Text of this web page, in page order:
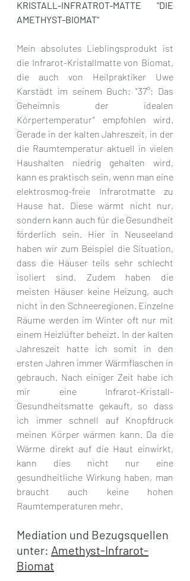
KRISTALL-INFRATROT-MATTE "DIE
AMETHYST-BIOMAT"
Mein absolutes Lieblingsprodukt ist
die Infrarot-Kristallmatte von Biomat,
die auch von Heilpraktiker Uwe
Karstädt im seinem Buch: "37°: Das
Geheimnis der idealen
Körpertemperatur" empfohlen wird.
Gerade in der kalten Jahreszeit, in der
die Raumtemperatur aktuell in vielen
Haushalten niedrig gehalten wird,
kann es praktisch sein, wenn man eine
elektrosmog-freie Infrarotmatte zu
Hause hat. Diese wärmt nicht nur,
sondern kann auch für die Gesundheit
förderlich sein. Hier in Neuseeland
haben wir zum Beispiel die Situation,
dass die Häuser teils sehr schlecht
isoliert sind. Zudem haben die
meisten Häuser keine Heizung, auch
nicht in den Schneeregionen. Einzelne
Räume werden im Winter oft nur mit
einem Heizlüfter beheizt. In der kalten
Jahreszeit hatte ich somit in den
ersten Jahren immer Wärmflaschen in
gebrauch. Nach einiger Zeit habe ich
mir eine Infrarot-Kristall-
Gesundheitsmatte gekauft, so dass
ich immer schnell auf Knopfdruck
meinen Körper wärmen kann. Da die
Wärme direkt auf die Haut einwirkt,
kann dies nicht nur eine
gesundheitliche Wirkung haben, man
braucht auch keine hohen
Raumtemperaturen mehr.
Mediation und Bezugsquellen
unter: Amethyst-Infrarot-
Biomat